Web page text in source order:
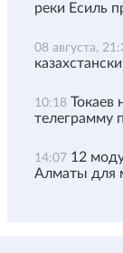
реки Есиль
08 августа,
10:18 Токаев
телеграмму
14:07 12
Алматы для